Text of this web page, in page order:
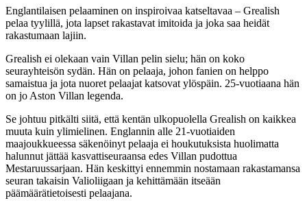
Englantilaisen pelaaminen on inspiroivaa katseltavaa – Grealish
pelaa tyylillä, jota lapset rakastavat imitoida ja joka saa heidät
rakastumaan lajiin.
Grealish ei olekaan vain Villan pelin sielu; hän on koko
seurayhteisön sydän. Hän on pelaaja, johon fanien on helppo
samaistua ja jota nuoret pelaajat katsovat ylöspäin. 25-vuotiaana hän
on jo Aston Villan legenda.
Se johtuu pitkälti siitä, että kentän ulkopuolella Grealish on kaikkea
muuta kuin ylimielinen. Englannin alle 21-vuotiaiden
maajoukkueessa säkenöinyt pelaaja ei houkutuksista huolimatta
halunnut jättää kasvattiseuraansa edes Villan pudottua
Mestaruussarjaan. Hän keskittyi ennemmin nostamaan rakastamansa
seuran takaisin Valioliigaan ja kehittämään itseään
päämäärätietoisesti pelaajana.